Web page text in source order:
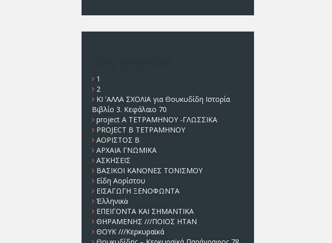
1
2
KI 'ΑΛΛΑ ΣΧΟΛΙΑ για Θουκυδίδη Ιστορία
Βιβλίο 3. Κεφάλαιο 70
project A TETΡΑΜΗΝΟΥ -ΓΛΩΣΣΙΚΑ
PROJECT Β TETΡΑΜΗΝΟΥ
ΑΟΡΙΣΤΟΣ Β
ΑΡΧΑΙΑ ΓΝΩΜΙΚΑ
ΑΣΚΗΣΕΙΣ
ΒΑΣΙΚΟΙ ΚΑΝΟΝΕΣ ΤΟΝΙΣΜΟΥ
Είδη Αορίστου
ΕΙΣΑΓΩΓΗ ΞΕΝΟΦΩΝΤΑ
Ἑλληνικὰ
ΕΠΕΙΓΟΝΤΑ ΚΑΙ ΣΗΜΑΝΤΙΚΑ
ΘΗΡΑΜΕΝΗΣ ///ΠΟΙΟΣ ΗΤΑΝ
ΘΟΥΚ ///Κερκυραϊκά